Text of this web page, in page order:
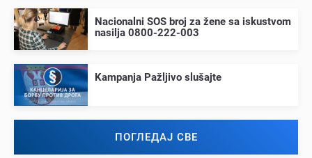
Nacionalni SOS broj za žеnе sa iskustvom
nasilja 0800-222-003
Kampanja Pažljivo slušajtе
ПОГЛЕДАЈ СВЕ